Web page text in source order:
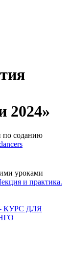
2024»
по соданию
уроками
и практика.
- КУРС ДЛЯ